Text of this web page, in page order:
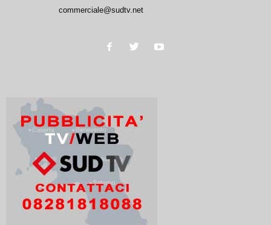
commerciale@sudtv.net